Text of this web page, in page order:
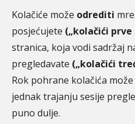
Kolačiće može odrediti
posjećujete („kolačići prve
stranica, koja vodi sadržaj
pregledavate („kolačići
Rok pohrane kolačića
jednak trajanju sesije
puno dulje.